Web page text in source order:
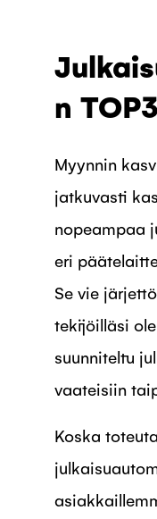
n
Myynnin
jatkuvasti
nopeampaa
eri
Se vie
tekijöilläsi
suunniteltu
vaateisiin
Koska